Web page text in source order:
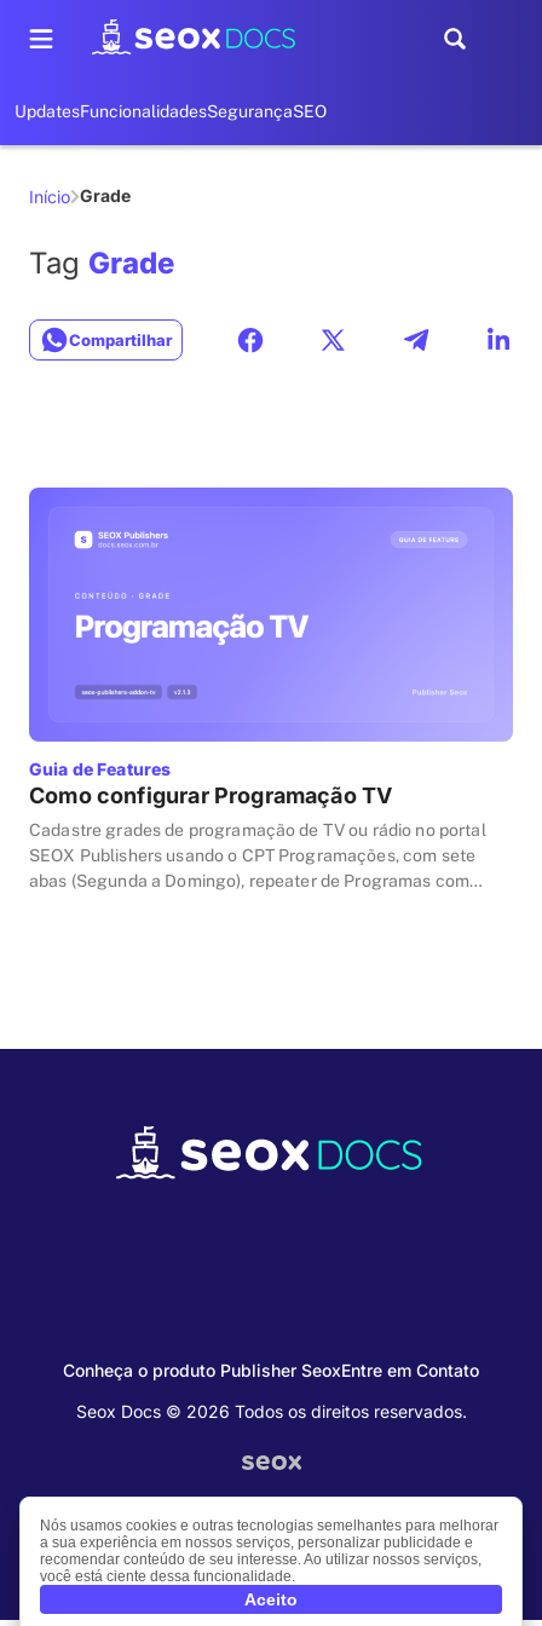
UpdatesFuncionalidadesSegurançaSEO
Início Grade
Tag Grade
Compartilhar
Guia de Features
Como configurar Programação TV
Cadastre grades de programação de TV ou rádio no portal
SEOX Publishers usando o CPT Programações, com sete
abas (Segunda a Domingo), repeater de Programas com
Seox Docs © 2026 Todos os direitos reservados.
Conheça o produto Publisher SeoxEntre em Contato
Nós usamos cookies e outras tecnologias semelhantes para melhorar
a sua experiência em nossos serviços, personalizar publicidade e
recomendar conteúdo de seu interesse. Ao utilizar nossos serviços,
você está ciente dessa funcionalidade.
Aceito